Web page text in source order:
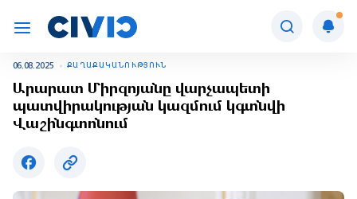
06.08.2025 ՔԱՂԱՔԱԿԱՆՈՒԹՅՈՒՆ
Արարատ Միրզոյանը վարչապետի
պատվիրակության կազմում կգտնվի
Վաշինգտոնում